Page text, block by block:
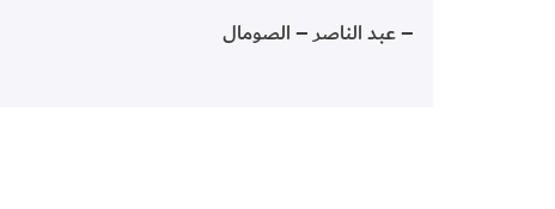
– عبد الناصر – الصومال